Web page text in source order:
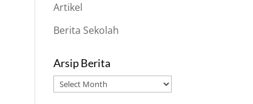
Artikel
Berita Sekolah
Arsip Berita
Arsip